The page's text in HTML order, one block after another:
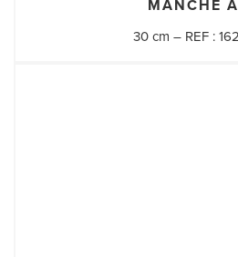
MANCHE
30 cm – REF :